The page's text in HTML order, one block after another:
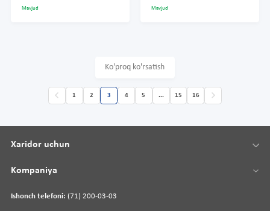
Mavjud Mavjud
Ko'proq ko'rsatish
1 2 3 4 5 ... 15 16
Ishonch telefoni: (71) 200-03-03
Xaridor uchun
Kompaniya